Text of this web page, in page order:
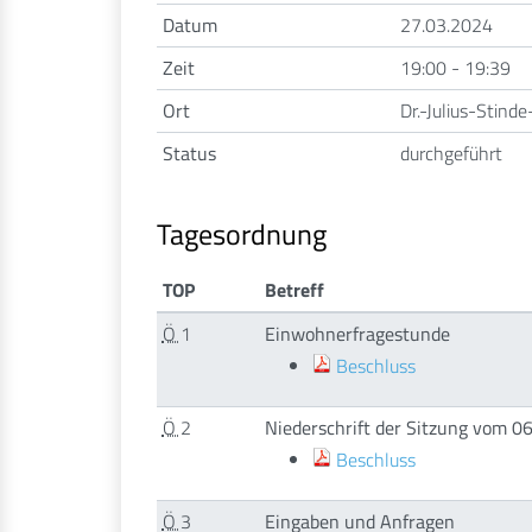
Datum
27.03.2024
Zeit
19:00 - 19:39
Ort
Dr.-Julius-
Status
durchgeführt
Tagesordnung
TOP
Betreff
Ö1
Einwohnerfragestunde
Beschluss
Ö2
Niederschrift der Sitzung vom
Beschluss
Ö3 Eingaben und Anfragen